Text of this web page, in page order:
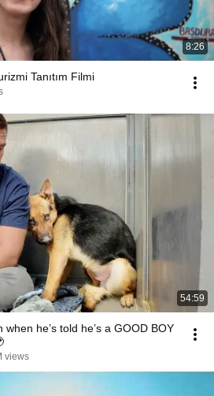
8:26
Tanıtım Filmi
54:59
he’s told he’s a GOOD BOY
views